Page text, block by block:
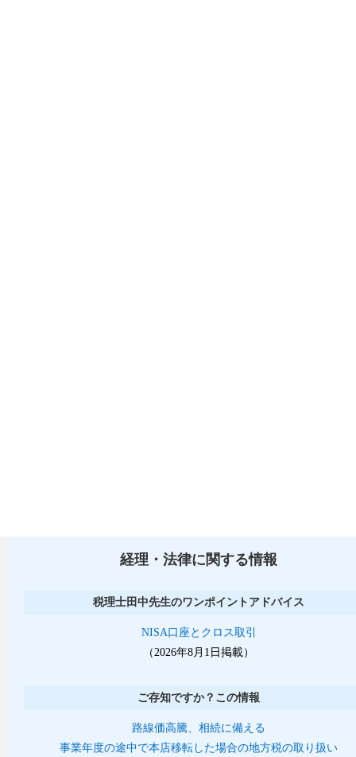
経理・法律に関する情報
税理士田中先生のワンポイントアドバイス
NISA口座とクロス取引
（2026年8月1日掲載）
ご存知ですか？この情報
路線価高騰、相続に備える
事業年度の途中で本店移転した場合の地方税の取り扱い